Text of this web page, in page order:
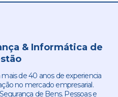
& Informática de
de 40 anos de experiencia
no mercado empresarial.
de Bens. Pessoas e